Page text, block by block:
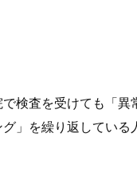
検査を受けても「
」を繰り返している